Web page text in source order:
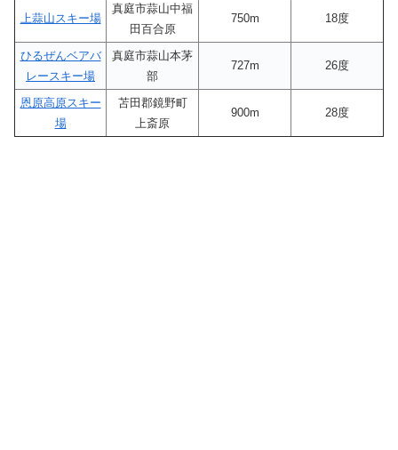
上蒜山スキー場
真庭市蒜山中福
田百合原
750m 18度
ひるぜんベアバ
レースキー場
真庭市蒜山本茅
部
727m 26度
恩原高原スキー
場
苫田郡鏡野町
上斎原
900m 28度